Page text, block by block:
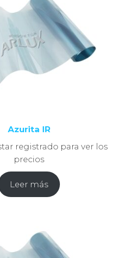
Azurita IR
registrado para ver los
precios
Leer más